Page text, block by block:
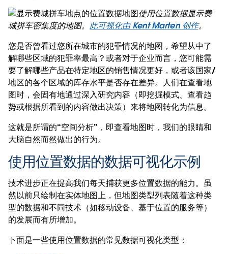
使用位置数据显示费
城拼车密集度的地图。 此可视化由 Kent Marten 创作。
您是否曾看过您所在城市的犯罪情况的地图，希望从中了
解哪些区域的犯罪率最高？或者对于企业而言，您可能需
要了解哪些产品在特定地区的销售情况更好，或者该国家/
地区的各个区域的库存水平是否存在差异。人们在查看地
图时，会固有地通过深入研究内容（即挖掘模式、查看趋
势或根据所看到的内容做出决策）来将地图转化为信息。
这就是所谓的“空间分析”，即查看地图时，我们的眼睛和
大脑自然而然做出的行为。
使用位置数据的数据可视化示例
技术进步正在提高我们每天捕获更多位置数据的能力。虽
然以前只绘制在实体地图上，但地图类型列表随着这种类
型的数据和不同技术（如移动设备、基于位置的服务等）
的发展而有所增加。
下面是一些使用位置数据的常见数据可视化类型：